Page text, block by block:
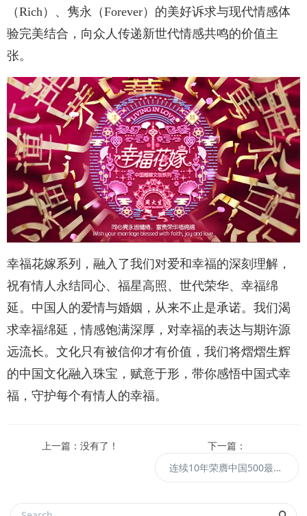
（Rich）、隽永（Forever）的美好诉求与现代情感体
验完美结合，向众人传递新世代情感共鸣的价值主
张。
幸福花嫁系列，融入了我们对爱和幸福的深刻理解，
祝有情人永结同心、福星高照、世代荣华、幸福绵
延。中国人的爱情与婚姻，从来不止是承诺。我们渴
求幸福绵延，情感饱满深厚，对幸福的表达与期许源
远流长。文化只有被信仰才有价值，我们将熠熠生辉
的中国文化融入珠宝，赋意于形，带你感悟中国式幸
福，守护每个有情人的幸福。
上一篇：没有了！
下一篇：
连续10年荣膺中国500最具价值品牌，周大生品牌价值达572.26亿元